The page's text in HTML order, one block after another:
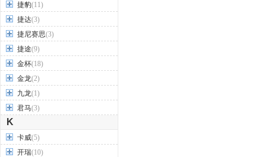
捷豹(11)
捷达(3)
捷尼赛思(3)
捷途(9)
金杯(18)
金龙(2)
九龙(1)
君马(3)
K
卡威(5)
开瑞(10)